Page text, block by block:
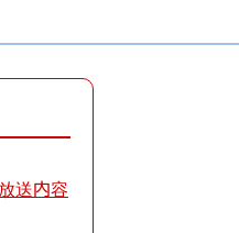
送内容